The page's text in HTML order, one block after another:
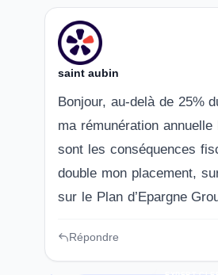
saint aubin
Bonjour, au-delà de 25%
ma rémunération annuelle
sont les conséquences
double mon placement,
sur le Plan d’Epargne
Répondre